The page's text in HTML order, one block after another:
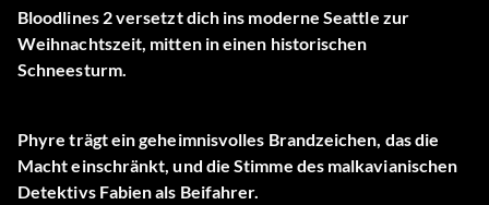
Bloodlines 2 versetzt dich ins moderne Seattle zur
Weihnachtszeit, mitten in einen historischen
Schneesturm.
Phyre trägt ein geheimnisvolles Brandzeichen, das die
Macht einschränkt, und die Stimme des malkavianischen
Detektivs Fabien als Beifahrer.